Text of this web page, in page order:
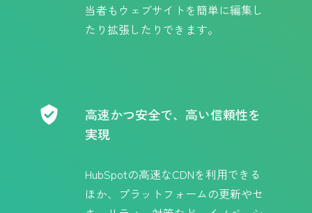
当者もウェブサイトを簡単に編集し
たり拡張したりできます。
高速かつ安全で、高い信頼性を
実現
HubSpotの高速なCDNを利用できる
ほか、プラットフォームの更新やセ